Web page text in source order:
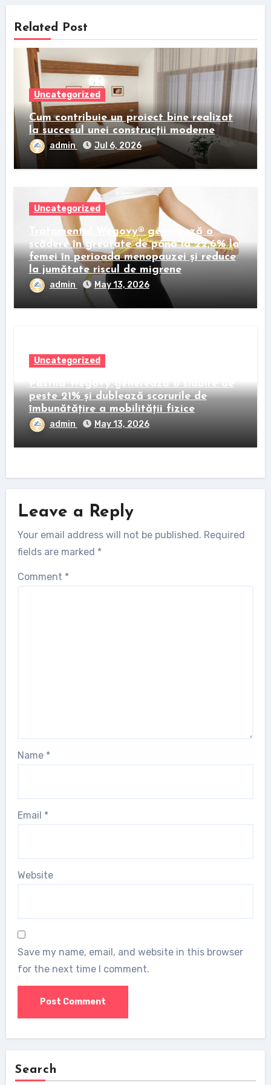
Related Post
Uncategorized
Cum contribuie un proiect bine realizat
la succesul unei construcții moderne
admin Jul 6, 2026
Uncategorized
Tratamentul Wegovy® generează o
scădere în greutate de până la 22,6% la
femei în perioada menopauzei și reduce
la jumătate riscul de migrene
admin May 13, 2026
Uncategorized
Pastila Wegovy generează o slăbire de
peste 21% și dublează scorurile de
îmbunătățire a mobilității fizice
admin May 13, 2026
Leave a Reply
Your email address will not be published. Required
fields are marked *
Comment *
Name *
Email *
Website
Save my name, email, and website in this browser
for the next time I comment.
Search